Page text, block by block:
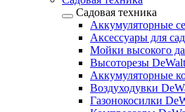
Садовая техника
Аккумуляторные
Аксессуары для
Мойки высокого
Высоторезы DeWalt
Аккумуляторные
Воздуходувки
Газонокосилки